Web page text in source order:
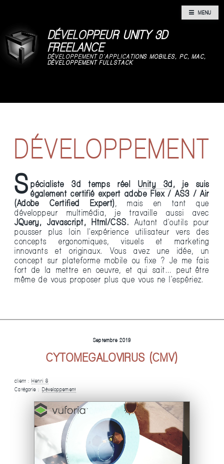
DÉVELOPPEUR UNITY 3D
FREELANCE
DÉVELOPPEMENT D'APPLICATIONS MOBILES, PC, MAC,
DÉVELOPPEMENT FULLSTACK
DÉVELOPPEMENT
S pécialiste 3d temps réel Unity 3d, je suis
également certifié expert adobe Flex / AS3 / Air
(Adobe Certified Expert), mais en tant que
développeur multimédia, je travaille aussi avec
JQuery, Javascript, Html/CSS. Autant d'outils pour
pousser plus loin l'expérience utilisateur vers des
concepts ergonomiques, visuels et marketing
innovants et originaux. Vous avez une idée, un
concept sur plateforme mobile ou fixe ? Je me fais
fort de la mettre en oeuvre, et qui sait... peut-être
même de vous proposer plus que vous ne l'espériez.
Septembre 2019
CYTOMEGALOVIRUS (CMV)
client :Henri 8
Catégorie : Développement
MENU